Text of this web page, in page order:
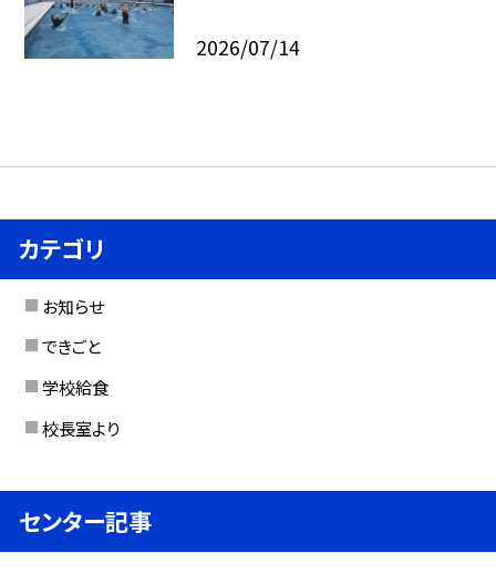
2026/07/14
カテゴリ
お知らせ
できごと
学校給食
校長室より
センター記事